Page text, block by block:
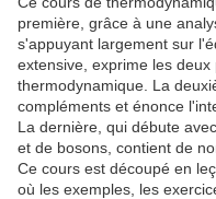
première, grâce à une
s'appuyant largement sur
extensive, exprime les
thermodynamique. La
compléments et énonce
La dernière, qui débute
et de bosons, contient de
Ce cours est découpé en
où les exemples, les